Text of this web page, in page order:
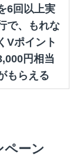
6回以上実
で、もれな
Vポイント
円相当
もらえる
ペーン